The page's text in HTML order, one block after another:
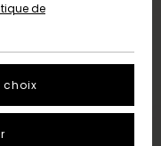
de
choix